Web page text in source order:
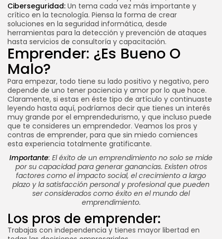
Ciberseguridad: Un tema cada vez más importante y
crítico en la tecnología. Piensa la forma de crear
soluciones en la seguridad informática, desde
herramientas para la detección y prevención de ataques
hasta servicios de consultoría y capacitación.
Emprender: ¿es Bueno O
Malo?
Para empezar, todo tiene su lado positivo y negativo, pero
depende de uno tener paciencia y amor por lo que hace.
Claramente, si estas en éste tipo de artículo y continuaste
leyendo hasta aquí, podríamos decir que tienes un interés
muy grande por el emprendedurismo, y que incluso puede
que te consideres un emprendedor. Veamos los pros y
contras de emprender, para que sin miedo comiences
esta experiencia totalmente gratificante.
Importante: El éxito de un emprendimiento no solo se mide
por su capacidad para generar ganancias. Existen otros
factores como el impacto social, el crecimiento a largo
plazo y la satisfacción personal y profesional que pueden
ser considerados como éxito en el mundo del
emprendimiento.
Los pros de emprender:
Trabajas con independencia y tienes mayor libertad en